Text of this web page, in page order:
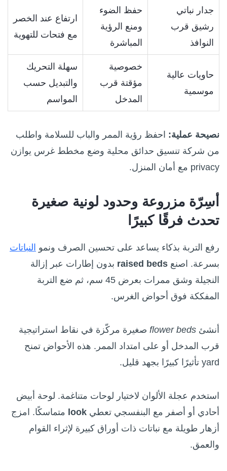
جدار نباتي
رشيق قرب
النوافذ
حفظ الضوء
ومنع الرؤية
المباشرة
ارتفاع عند الخصر
مع فتحات للتهوية
حاويات عالية
موسمية
خصوصية
مؤقتة قرب
المدخل
سهلة التحريك
والتبديل حسب
المواسم
نصيحة عملية: احفظ رؤية الممر والباب للسلامة واطلب
من شركة تنسيق حدائق محلية وضع مخطط غرس يوازن
privacy مع أمان المنزل.
أسِرّة مزروعة وحدود لونية صغيرة
تحدث فرقًا كبيرًا
رفع التربة بذكاء يساعد على تحسين الصرف ونمو النباتات
بسرعة. اصنع raised beds بدون إطارات عبر إزالة
النجيلة وشق ممرات بعرض 45 سم، ثم ضع التربة
المفككة فوق أحواض الغرس.
أنشئ flower beds صغيرة مركّزة في نقاط استراتيجية
قرب المدخل أو على امتداد الممر. هذه الأحواض تمنح
yard تأثيرًا كبيرًا بجهد قليل.
استخدم عجلة الألوان لاختيار لوحات متناغمة. لوحة أبيض
أحادي أو أصفر مع البنفسجي تعطي look متماسكًا. امزج
أزهار طويلة مع نباتات ذات أوراق كبيرة لإثراء القوام
والعمق.